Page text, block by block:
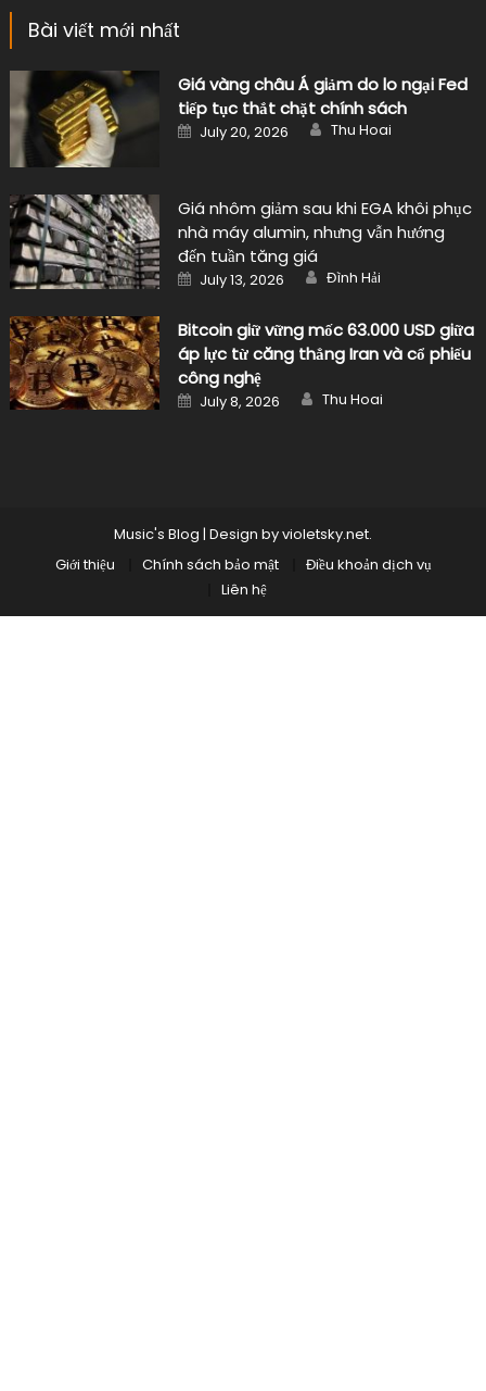
Bài viết mới nhất
Giá vàng châu Á giảm do lo ngại Fed
tiếp tục thắt chặt chính sách
Posted
on
July 20, 2026 Author
Thu Hoai
Giá nhôm giảm sau khi EGA khôi phục
nhà máy alumin, nhưng vẫn hướng
đến tuần tăng giá
Posted
on
July 13, 2026 Author
Đình Hải
Bitcoin giữ vững mốc 63.000 USD giữa
áp lực từ căng thẳng Iran và cổ phiếu
công nghệ
Posted
on
July 8, 2026 Author
Thu Hoai
Music's Blog | Design byvioletsky.net.
Giới thiệu
Chính sách bảo mật
Điều khoản dịch vụ
Liên hệ